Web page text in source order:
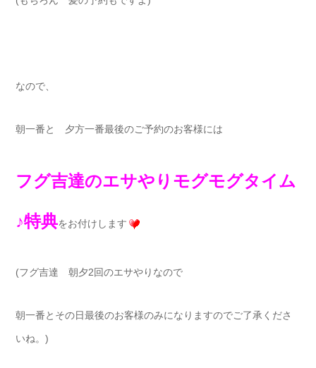
なので、
朝一番と 夕方一番最後のご予約のお客様には
フグ吉達のエサやりモグモグタイム
♪特典をお付けします
(フグ吉達 朝夕2回のエサやりなので
朝一番とその日最後のお客様のみになりますのでご了承くださ
いね。)